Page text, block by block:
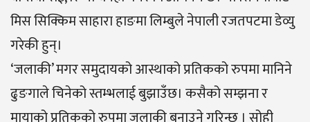
मिस सिक्किम साहारा हाङमा लिम्बुले नेपाली रजतपटमा डेव्यु
गरेकी हुन्।
‘जलाकी’ मगर समुदायको आस्थाको प्रतिकको रुपमा मानिने
ढुङगाले चिनेको स्तम्भलाई बुझाउँछ। कसैको सम्झना र